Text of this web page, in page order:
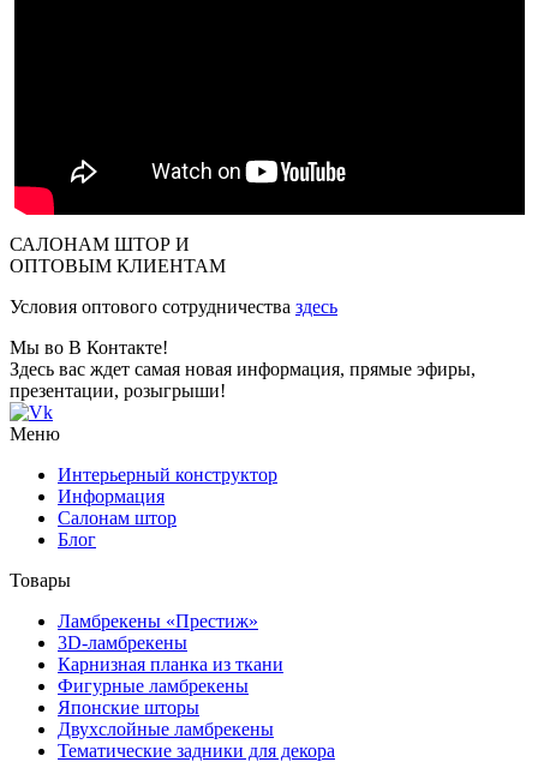
САЛОНАМ ШТОР И
ОПТОВЫМ КЛИЕНТАМ
Условия оптового сотрудничества здесь
Мы во В Контакте!
Здесь вас ждет самая новая информация, прямые эфиры,
презентации, розыгрыши!
Меню
Интерьерный конструктор
Информация
Салонам штор
Блог
Товары
Ламбрекены «Престиж»
3D-ламбрекены
Карнизная планка из ткани
Фигурные ламбрекены
Японские шторы
Двухслойные ламбрекены
Тематические задники для декора